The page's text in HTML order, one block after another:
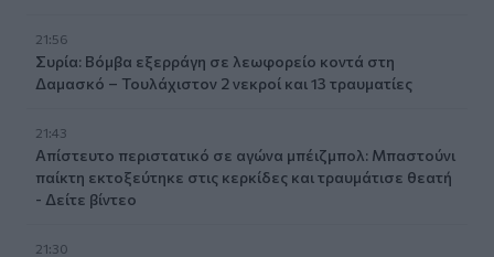
21:56
Συρία: Βόμβα εξερράγη σε λεωφορείο κοντά στη
Δαμασκό – Τουλάχιστον 2 νεκροί και 13 τραυματίες
21:43
Απίστευτο περιστατικό σε αγώνα μπέιζμπολ: Μπαστούνι
παίκτη εκτοξεύτηκε στις κερκίδες και τραυμάτισε θεατή
- Δείτε βίντεο
21:30